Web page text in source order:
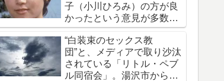
子（小川ひろみ）の方が良
かったという意見が多数で
ある理由を考える
“白装束のセックス教
団”と、メディアで取り沙汰
されている「リトル・ペブ
ル同宿会」。湯沢市から上